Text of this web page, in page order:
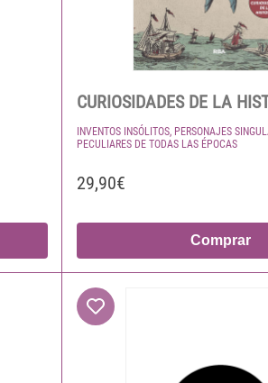
CURIOSIDADES DE LA
INVENTOS INSÓLITOS, PERSONAJES
PECULIARES DE TODAS LAS ÉPOCAS
29,90€
Comprar